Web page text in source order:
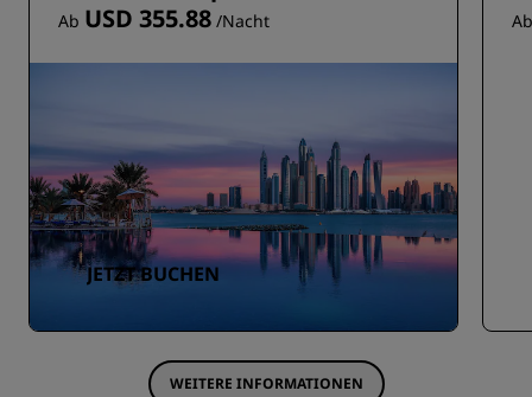
Ab USD 355.88 /Nacht
JETZT BUCHEN
WEITERE INFORMATIONEN